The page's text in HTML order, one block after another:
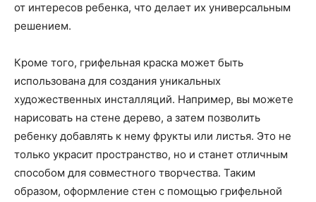
от интересов ребенка, что делает их универсальным
решением.
Кроме того, грифельная краска может быть
использована для создания уникальных
художественных инсталляций. Например, вы можете
нарисовать на стене дерево, а затем позволить
ребенку добавлять к нему фрукты или листья. Это не
только украсит пространство, но и станет отличным
способом для совместного творчества. Таким
образом, оформление стен с помощью грифельной